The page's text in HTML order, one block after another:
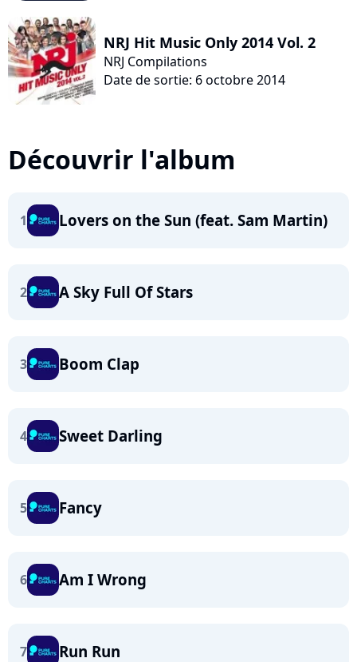
NRJ Hit Music Only 2014 Vol. 2
NRJ Compilations
Date de sortie: 6 octobre 2014
Découvrir l'album
1 Lovers on the Sun (feat. Sam Martin)
2 A Sky Full Of Stars
3 Boom Clap
4 Sweet Darling
5 Fancy
6 Am I Wrong
7 Run Run